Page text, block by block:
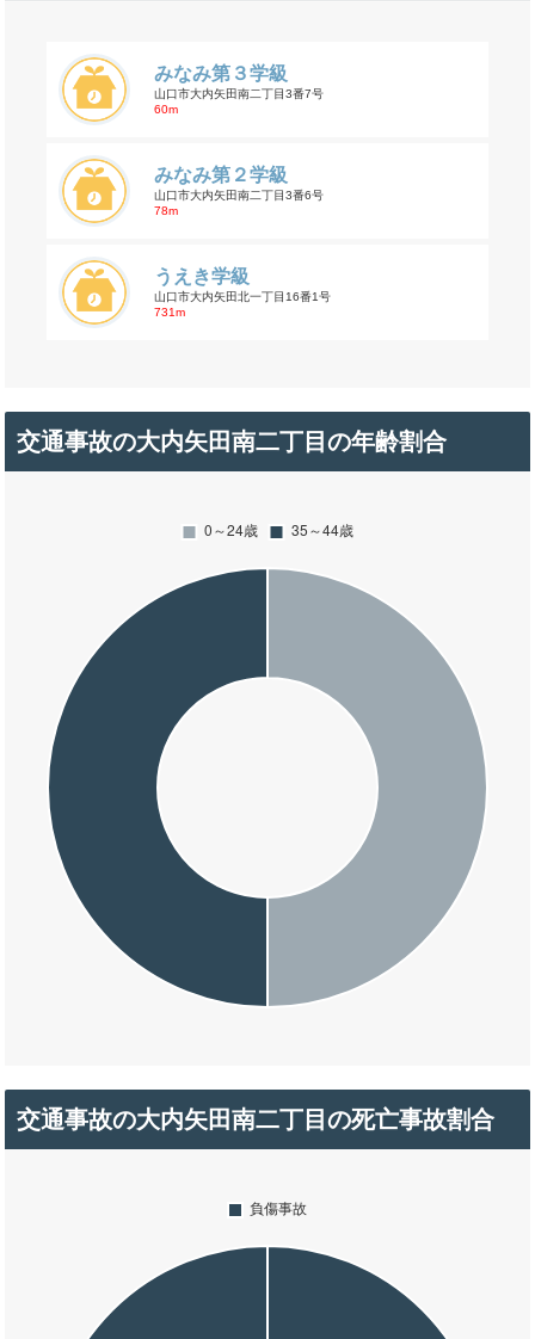
みなみ第３学級
山口市大内矢田南二丁目3番7号
60m
みなみ第２学級
山口市大内矢田南二丁目3番6号
78m
うえき学級
山口市大内矢田北一丁目16番1号
731m
交通事故の大内矢田南二丁目の年齢割合
交通事故の大内矢田南二丁目の死亡事故割合